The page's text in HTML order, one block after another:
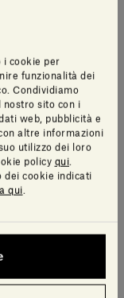
i cookie per
funzionalità dei
Condividiamo
nostro sito con i
web, pubblicità e
altre informazioni
utilizzo dei loro
policy qui
dei cookie indicati
qui